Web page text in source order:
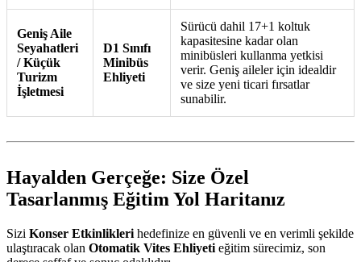
Geniş Aile
Seyahatleri
/ Küçük
Turizm
İşletmesi
D1 Sınıfı
Minibüs
Ehliyeti
Sürücü dahil 17+1 koltuk
kapasitesine kadar olan
minibüsleri kullanma yetkisi
verir. Geniş aileler için idealdir
ve size yeni ticari fırsatlar
sunabilir.
Hayalden Gerçeğe: Size Özel
Tasarlanmış Eğitim Yol Haritanız
Sizi Konser Etkinlikleri hedefinize en güvenli ve en verimli şekilde
ulaştıracak olan Otomatik Vites Ehliyeti eğitim sürecimiz, son